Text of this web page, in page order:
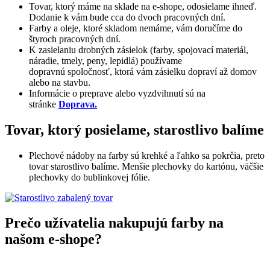
Tovar, ktorý máme na sklade na e-shope, odosielame ihneď.
Dodanie k vám bude cca do dvoch pracovných dní.
Farby a oleje, ktoré skladom nemáme, vám doručíme do
štyroch pracovných dní.
K zasielaniu drobných zásielok (farby, spojovací materiál,
náradie, tmely, peny, lepidlá) používame
dopravnú spoločnosť, ktorá vám zásielku dopraví až domov
alebo na stavbu.
Informácie o preprave alebo vyzdvihnutí sú na
stránke Doprava.
Tovar, ktorý posielame, starostlivo balíme
Plechové nádoby na farby sú krehké a ľahko sa pokrčia, preto
tovar starostlivo balíme. Menšie plechovky do kartónu, väčšie
plechovky do bublinkovej fólie.
Prečo užívatelia nakupujú farby na
našom e-shope?